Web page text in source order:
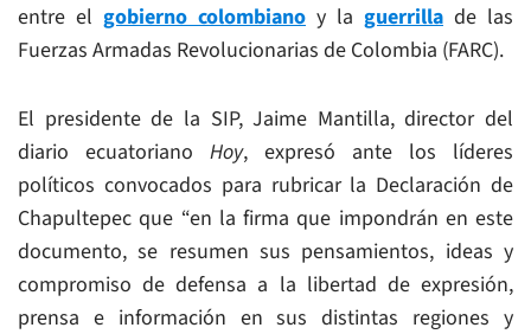
entre el gobierno colombiano y la guerrilla de las
Fuerzas Armadas Revolucionarias de Colombia (FARC).
El presidente de la SIP, Jaime Mantilla, director del
diario ecuatoriano Hoy, expresó ante los líderes
políticos convocados para rubricar la Declaración de
Chapultepec que “en la firma que impondrán en este
documento, se resumen sus pensamientos, ideas y
compromiso de defensa a la libertad de expresión,
prensa e información en sus distintas regiones y